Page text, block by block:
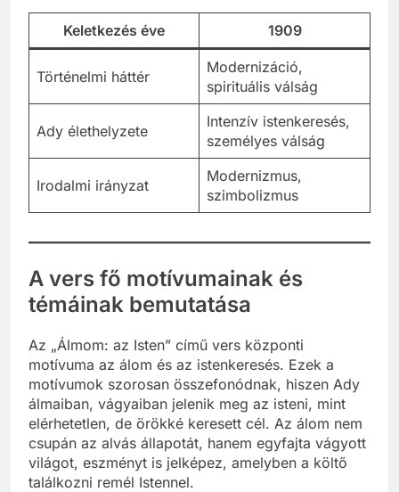
Keletkezés éve 1909
Történelmi háttér
Modernizáció,
spirituális válság
Ady élethelyzete
Intenzív istenkeresés,
személyes válság
Irodalmi irányzat
Modernizmus,
szimbolizmus
A vers fő motívumainak és
témáinak bemutatása
Az „Álmom: az Isten” című vers központi
motívuma az álom és az istenkeresés. Ezek a
motívumok szorosan összefonódnak, hiszen Ady
álmaiban, vágyaiban jelenik meg az isteni, mint
elérhetetlen, de örökké keresett cél. Az álom nem
csupán az alvás állapotát, hanem egyfajta vágyott
világot, eszményt is jelképez, amelyben a költő
találkozni remél Istennel.